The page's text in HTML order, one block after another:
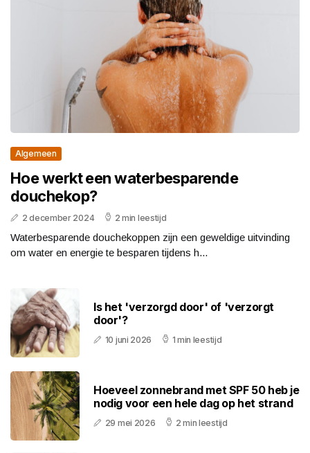
Algemeen
Hoe werkt een waterbesparende
douchekop?
2 december 2024 2 min leestijd
Waterbesparende douchekoppen zijn een geweldige uitvinding
om water en energie te besparen tijdens h...
Is het 'verzorgd door' of 'verzorgt
door'?
10 juni 2026 1 min leestijd
Hoeveel zonnebrand met SPF 50 heb je
nodig voor een hele dag op het strand
29 mei 2026 2 min leestijd